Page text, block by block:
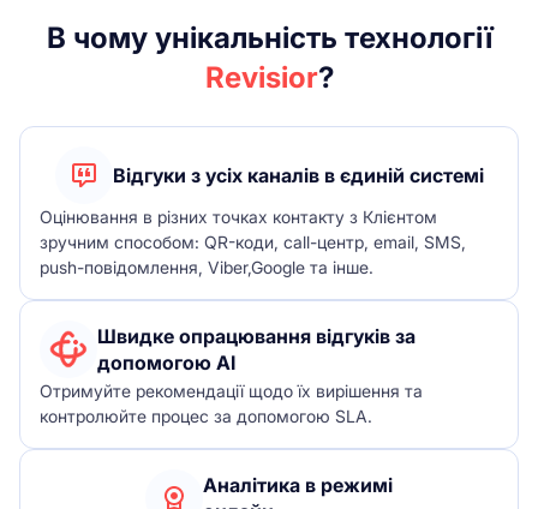
В чому унікальність технології
Revisior?
Відгуки з усіх каналів в єдиній системі
Оцінювання в різних точках контакту з Клієнтом
зручним способом: QR-коди, call-центр, email, SMS,
push-повідомлення, Viber,Google та інше.
Швидке опрацювання відгуків за
допомогою AI
Отримуйте рекомендації щодо їх вирішення та
контролюйте процес за допомогою SLA.
Аналітика в режимі